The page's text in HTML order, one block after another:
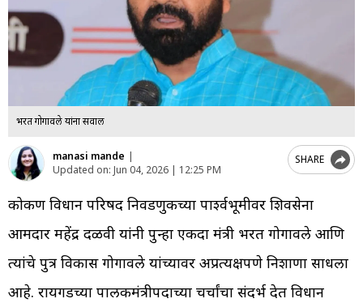
भरत गोगावले यांना सवाल
manasi mande |
Updated on: Jun 04, 2026 | 12:25 PM
SHARE
कोकण विधान परिषद निवडणुकीच्या पार्श्वभूमीवर शिवसेना
आमदार महेंद्र दळवी यांनी पुन्हा एकदा मंत्री भरत गोगावले आणि
त्यांचे पुत्र विकास गोगावले यांच्यावर अप्रत्यक्षपणे निशाणा साधला
आहे. रायगडच्या पालकमंत्रीपदाच्या चर्चांचा संदर्भ देत विधान